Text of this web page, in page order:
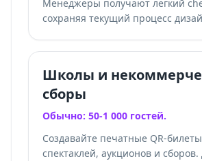
Менеджеры получают легкий
сохраняя текущий процесс
Школы и
сборы
Обычно: 50-1 000 гостей.
Создавайте печатные QR-
спектаклей, аукционов и сборов.